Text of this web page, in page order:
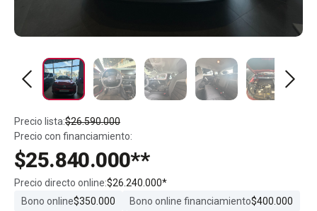
Precio lista:$26.590.000
Precio con financiamiento:
$25.840.000**
Precio directo online:$26.240.000*
Bono online$350.000 Bono online financiamiento$400.000